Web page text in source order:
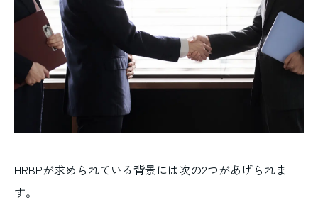
HRBPが求められている背景には次の2つがあげられま
す。